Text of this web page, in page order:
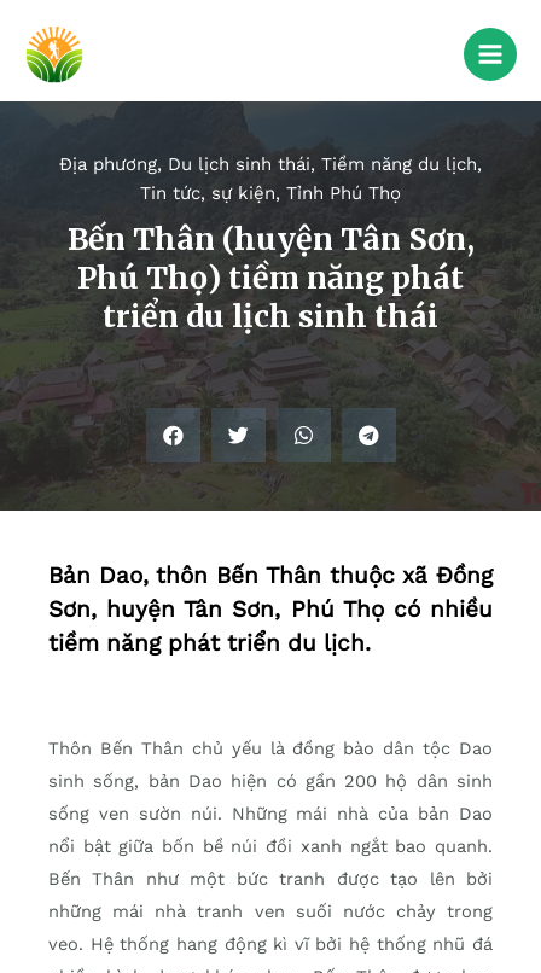
Địa phương, Du lịch sinh thái, Tiềm năng du lịch,
Tin tức, sự kiện, Tỉnh Phú Thọ
Bến Thân (huyện Tân Sơn,
Phú Thọ) tiềm năng phát
triển du lịch sinh thái
Bản Dao, thôn Bến Thân thuộc xã Đồng
Sơn, huyện Tân Sơn, Phú Thọ có nhiều
tiềm năng phát triển du lịch.
Thôn Bến Thân chủ yếu là đồng bào dân tộc Dao
sinh sống, bản Dao hiện có gần 200 hộ dân sinh
sống ven sườn núi. Những mái nhà của bản Dao
nổi bật giữa bốn bề núi đồi xanh ngắt bao quanh.
Bến Thân như một bức tranh được tạo lên bởi
những mái nhà tranh ven suối nước chảy trong
veo. Hệ thống hang động kì vĩ bởi hệ thống nhũ đá